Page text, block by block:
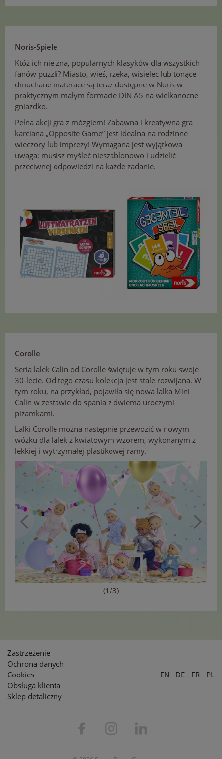
Noris-Spiele
Któż ich nie zna, popularnych klasyków dla wszystkich
fanów puzzli? Miasto, wieś, rzeka, wisielec lub tonące
dmuchane materace są teraz dostępne w Noris w
praktycznym małym formacie DIN A5 na wielkanocne
gniazdko.
Pełna akcji gra z mózgiem! Zabawna i kreatywna gra
karciana „Opposite Game” jest idealna na rodzinne
wieczory lub imprezy! Wymagana jest wyjątkowa
uwaga: musisz myśleć nieszablonowo i udzielić
przeciwnej odpowiedzi na każde zadanie.
Corolle
Seria lalek Calin od Corolle świętuje w tym roku swoje
30-lecie. Od tego czasu kolekcja jest stale rozwijana. W
tym roku, na przykład, pojawiła się nowa lalka Mini
Calin w zestawie do spania z dwiema uroczymi
piżamkami.
Lalki Corolle można następnie przewozić w nowym
wózku dla lalek z kwiatowym wzorem, wykonanym z
lekkiej i wytrzymałej plastikowej ramy.
(1/3)
Zastrzeżenie
Ochrona danych
Cookies
Obsługa klienta
Sklep detaliczny
EN DE FR PL